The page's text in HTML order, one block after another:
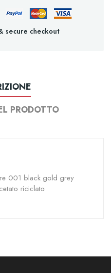
secure checkout
PRODOTTO
001 black gold grey
riciclato